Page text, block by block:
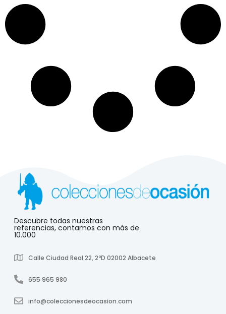
Descubre todas nuestras
referencias, contamos con más de
10.000
Calle Ciudad Real 22, 2ºD 02002 Albacete
655 965 980
info@coleccionesdeocasion.com